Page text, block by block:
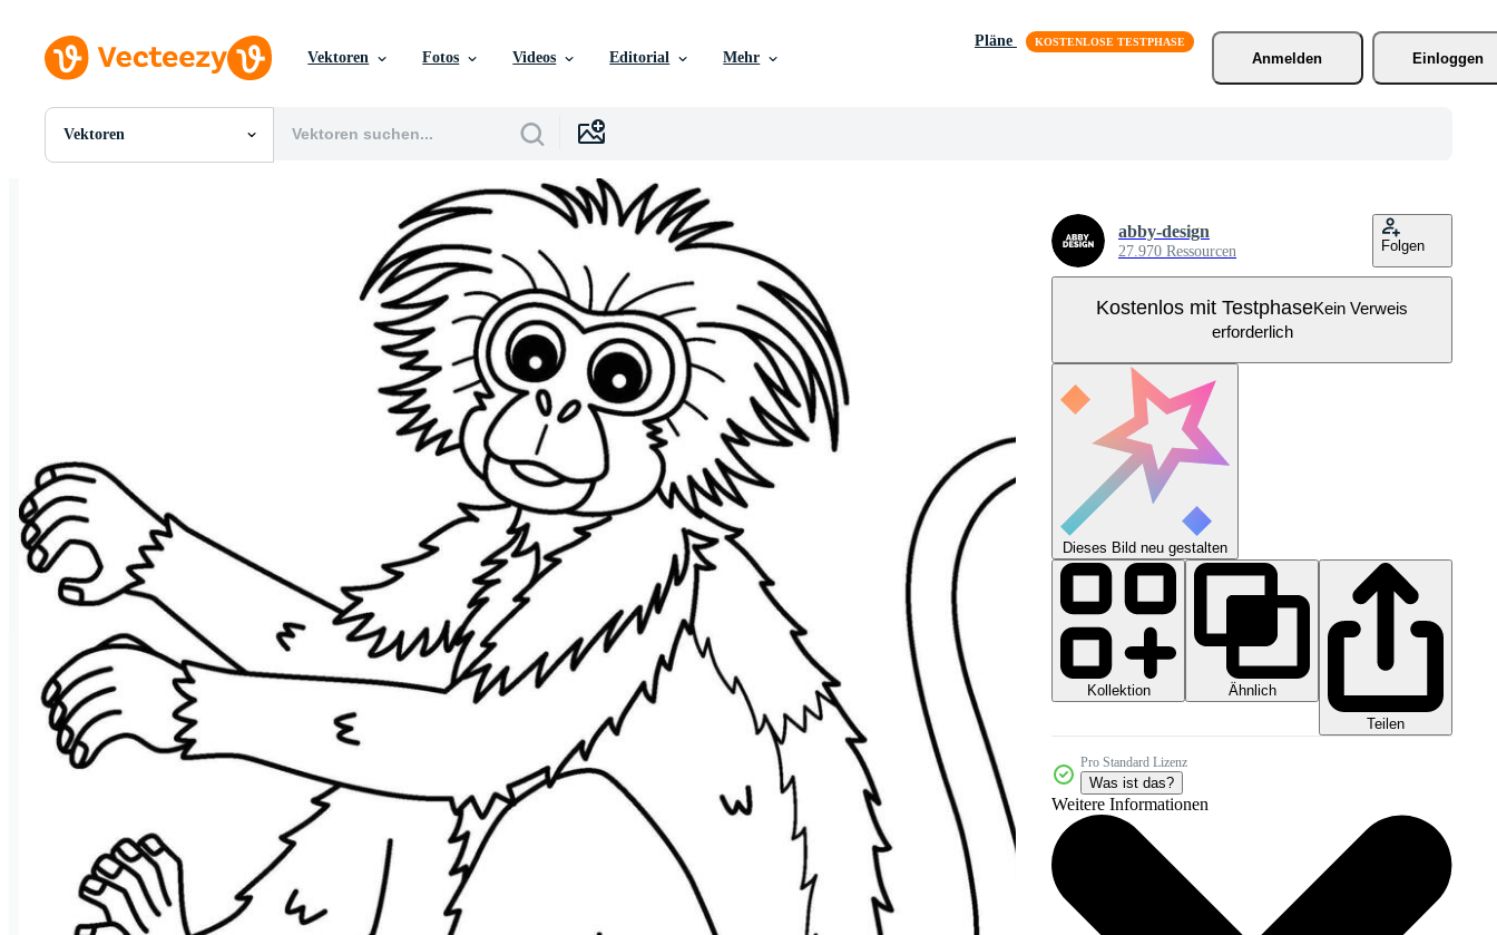
Vektoren Fotos Videos Editorial Mehr
Pläne
Anmelden
Einloggen
Vektoren
Alle Bilder
abby-design
27.970 Ressourcen Folgen
Kostenlos mit TestphaseKein Verweis
erforderlich
Dieses Bild neu gestalten
Kollektion
Ähnlich
Teilen
Pro Standard Lizenz
Was ist das?
Weitere Informationen